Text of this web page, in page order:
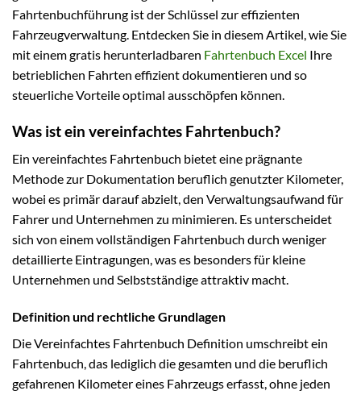
Fahrtenbuchführung ist der Schlüssel zur effizienten
Fahrzeugverwaltung. Entdecken Sie in diesem Artikel, wie Sie
mit einem gratis herunterladbaren Fahrtenbuch Excel Ihre
betrieblichen Fahrten effizient dokumentieren und so
steuerliche Vorteile optimal ausschöpfen können.
Was ist ein vereinfachtes Fahrtenbuch?
Ein vereinfachtes Fahrtenbuch bietet eine prägnante
Methode zur Dokumentation beruflich genutzter Kilometer,
wobei es primär darauf abzielt, den Verwaltungsaufwand für
Fahrer und Unternehmen zu minimieren. Es unterscheidet
sich von einem vollständigen Fahrtenbuch durch weniger
detaillierte Eintragungen, was es besonders für kleine
Unternehmen und Selbstständige attraktiv macht.
Definition und rechtliche Grundlagen
Die Vereinfachtes Fahrtenbuch Definition umschreibt ein
Fahrtenbuch, das lediglich die gesamten und die beruflich
gefahrenen Kilometer eines Fahrzeugs erfasst, ohne jeden